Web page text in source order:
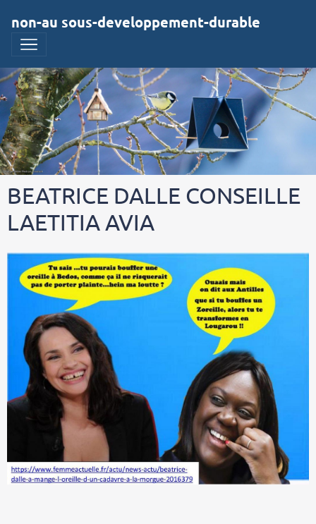
non-au sous-developpement-durable
BEATRICE DALLE CONSEILLE
LAETITIA AVIA